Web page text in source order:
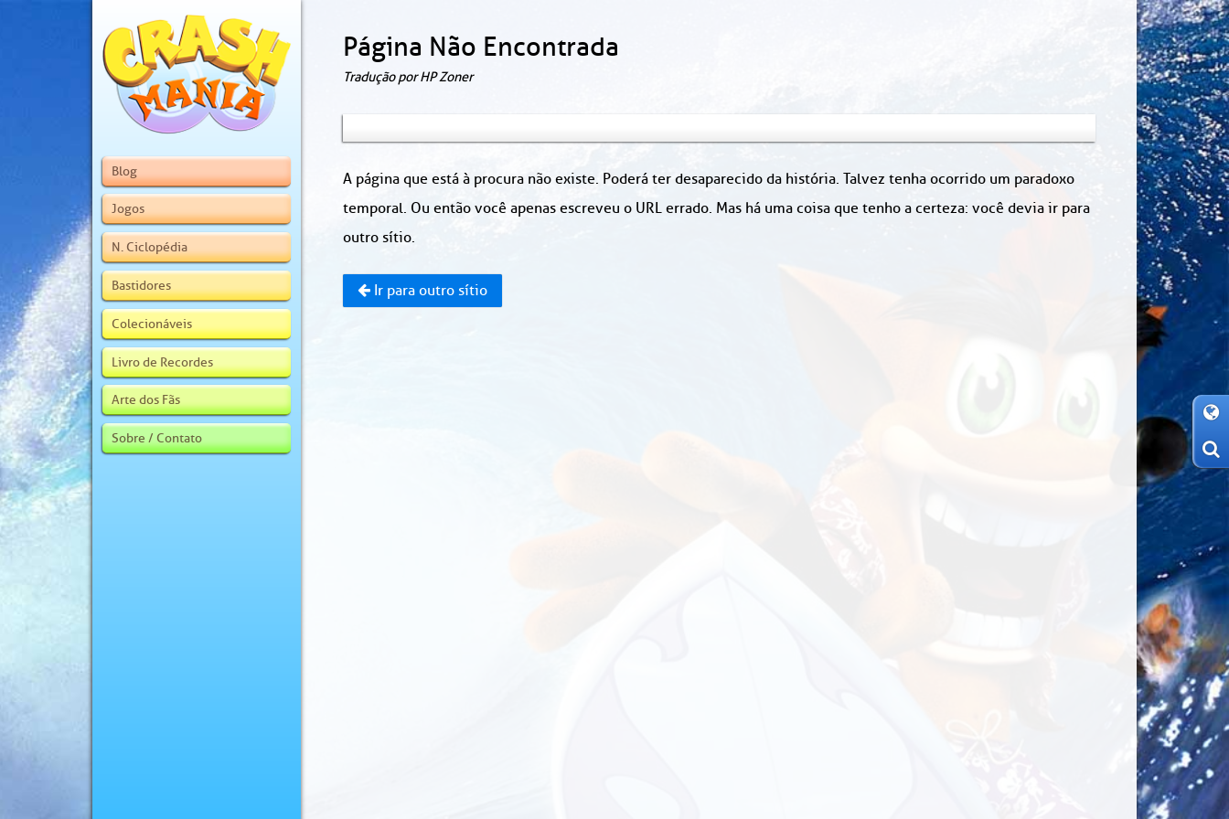
Blog
Jogos
N. Ciclopédia
Bastidores
Colecionáveis
Livro de Recordes
Arte dos Fãs
Sobre / Contato
Página Não Encontrada
Tradução por HP Zoner
A página que está à procura não existe. Poderá ter desaparecido da história. Talvez tenha ocorrido um paradoxo
temporal. Ou então você apenas escreveu o URL errado. Mas há uma coisa que tenho a certeza: você devia ir para
outro sítio.
Ir para outro sítio